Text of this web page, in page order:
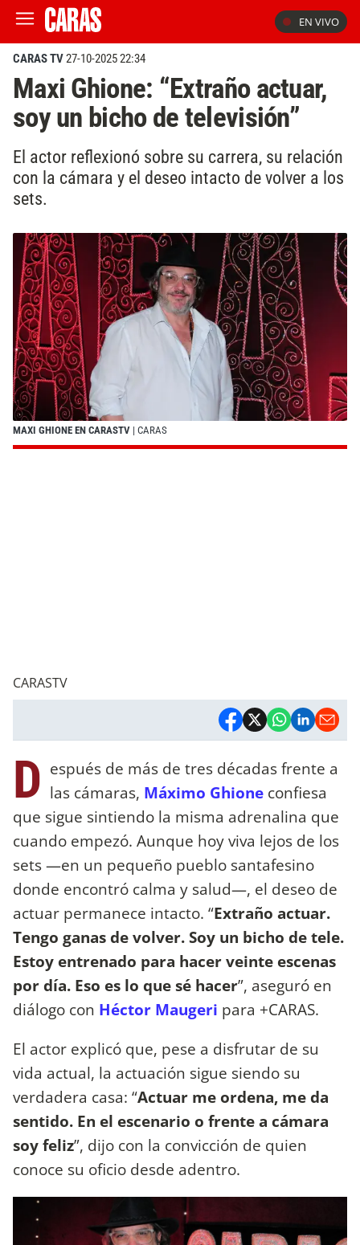
EN VIVO
CARAS TV27-10-2025 22:34
Maxi Ghione: “Extraño actuar,
soy un bicho de televisión”
El actor reflexionó sobre su carrera, su relación
con la cámara y el deseo intacto de volver a los
sets.
MAXI GHIONE EN CARASTV | CARAS
CARASTV
D espués de más de tres décadas frente a
las cámaras, Máximo Ghione confiesa
que sigue sintiendo la misma adrenalina que
cuando empezó. Aunque hoy viva lejos de los
sets —en un pequeño pueblo santafesino
donde encontró calma y salud—, el deseo de
actuar permanece intacto. “Extraño actuar.
Tengo ganas de volver. Soy un bicho de tele.
Estoy entrenado para hacer veinte escenas
por día. Eso es lo que sé hacer”, aseguró en
diálogo con Héctor Maugeri para +CARAS.
El actor explicó que, pese a disfrutar de su
vida actual, la actuación sigue siendo su
verdadera casa: “Actuar me ordena, me da
sentido. En el escenario o frente a cámara
soy feliz”, dijo con la convicción de quien
conoce su oficio desde adentro.